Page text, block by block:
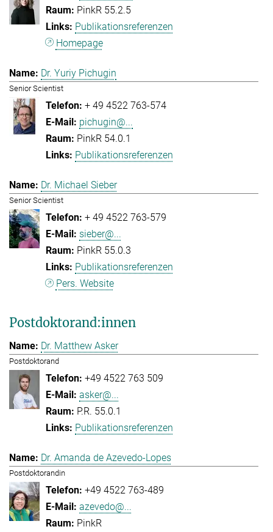
PinkR 55.2.5
Publikationsreferenzen
Homepage
Dr. Yuriy Pichugin
Senior Scientist
+ 49 4522 763-574
pichugin@...
PinkR 54.0.1
Publikationsreferenzen
Dr. Michael Sieber
Senior Scientist
+ 49 4522 763-579
sieber@...
PinkR 55.0.3
Publikationsreferenzen
Pers. Website
Postdoktorand:innen
Dr. Matthew Asker
Postdoktorand
+49 4522 763 509
asker@...
P.R. 55.0.1
Publikationsreferenzen
Dr. Amanda de Azevedo-Lopes
Postdoktorandin
+49 4522 763-489
azevedo@...
PinkR